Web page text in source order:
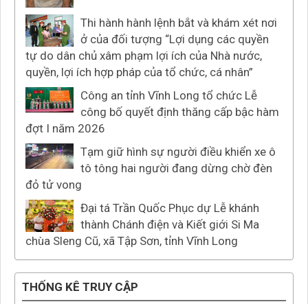
Thi hành hành lệnh bắt và khám xét nơi
ở của đối tượng “Lợi dụng các quyền
tự do dân chủ xâm phạm lợi ích của Nhà nước,
quyền, lợi ích hợp pháp của tổ chức, cá nhân”
Công an tỉnh Vĩnh Long tổ chức Lễ
công bố quyết định thăng cấp bậc hàm
đợt I năm 2026
Tạm giữ hình sự người điều khiển xe ô
tô tông hai người đang dừng chờ đèn
đỏ tử vong
Đại tá Trần Quốc Phục dự Lễ khánh
thành Chánh điện và Kiết giới Si Ma
chùa Sleng Cũ, xã Tập Sơn, tỉnh Vĩnh Long
THỐNG KÊ TRUY CẬP